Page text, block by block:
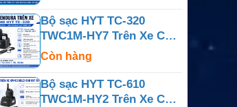
Bộ sạc HYT TC-320
TWC1M-HY7 Trên Xe Cho
TC-320 Và TC-320U
Còn hàng
Bộ sạc HYT TC-610
TWC1M-HY2 Trên Xe Cho